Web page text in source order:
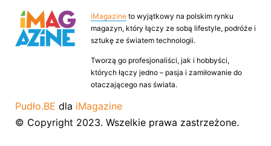
iMagazine to wyjątkowy na polskim rynku
magazyn, który łączy ze sobą lifestyle, podróże i
sztukę ze światem technologii.
Tworzą go profesjonaliści, jak i hobbyści,
których łączy jedno – pasja i zamiłowanie do
otaczającego nas świata.
Pudło.BE dla iMagazine
© Copyright 2023. Wszelkie prawa zastrzeżone.